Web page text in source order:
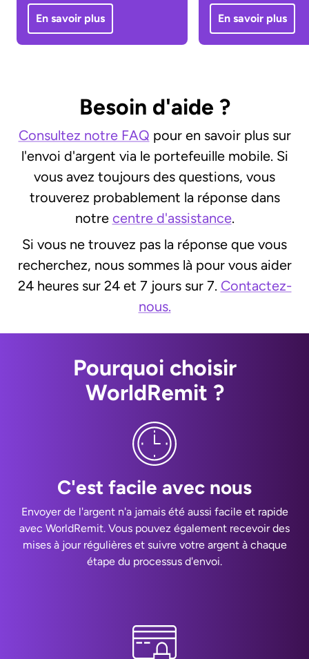
En savoir plus En savoir plus
Besoin d'aide ?
Consultez notre FAQ pour en savoir plus sur
l'envoi d'argent via le portefeuille mobile. Si
vous avez toujours des questions, vous
trouverez probablement la réponse dans
notre centre d'assistance.
Si vous ne trouvez pas la réponse que vous
recherchez, nous sommes là pour vous aider
24 heures sur 24 et 7 jours sur 7. Contactez-
nous.
Pourquoi choisir
WorldRemit ?
C'est facile avec nous
Envoyer de l'argent n'a jamais été aussi facile et rapide
avec WorldRemit. Vous pouvez également recevoir des
mises à jour régulières et suivre votre argent à chaque
étape du processus d'envoi.